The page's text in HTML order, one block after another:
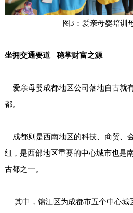
图3：爱亲母婴培训
坐拥交通要道稳掌财富之源
爱亲母婴成都地区公司落地自古就
都。
成都则是西南地区的科技、商贸、
纽，是西部地区重要的中心城市也是
古都之一。
其中，锦江区为成都市五个中心城